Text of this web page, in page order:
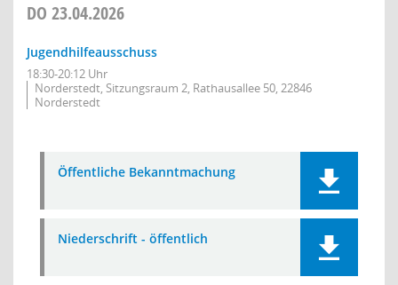
DO 23.04.2026
Jugendhilfeausschuss
18:30-20:12 Uhr
Norderstedt, Sitzungsraum 2, Rathausallee 50, 22846
Norderstedt
Öffentliche Bekanntmachung
Niederschrift - öffentlich